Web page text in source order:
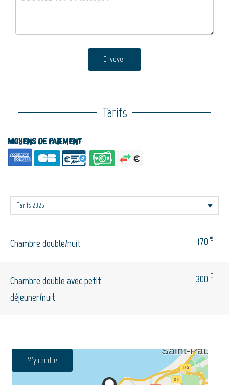
Envoyer
Tarifs
Moyens de paiement
Chambre double/nuit 170 €
Chambre double avec petit
déjeuner/nuit
300 €
M'y rendre